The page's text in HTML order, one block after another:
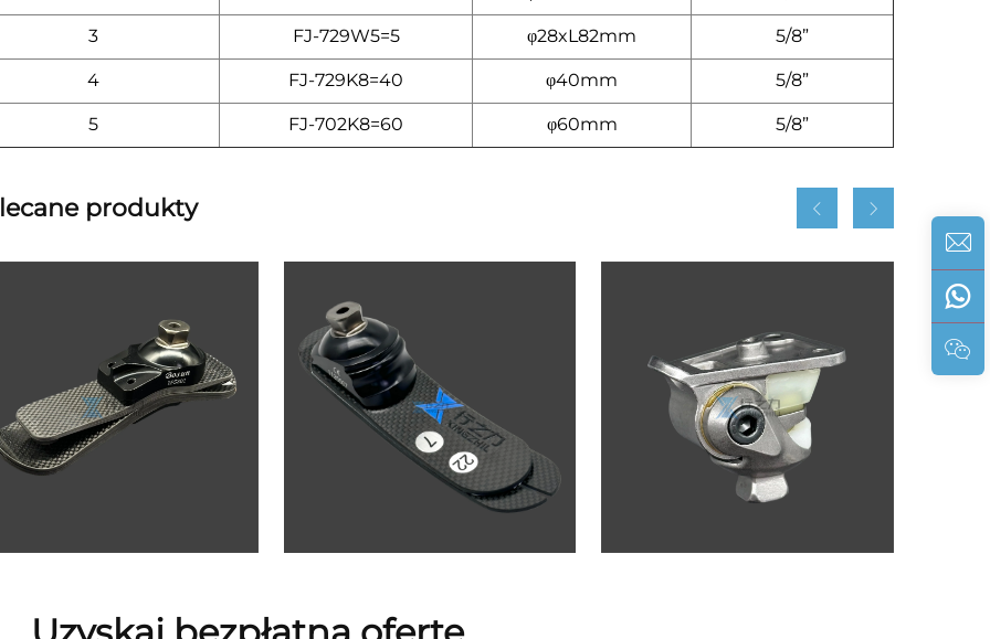
3 FJ-729W5=5 φ28xL82mm 5/8”
4 FJ-729K8=40 φ40mm 5/8”
5 FJ-702K8=60 φ60mm 5/8”
produkty